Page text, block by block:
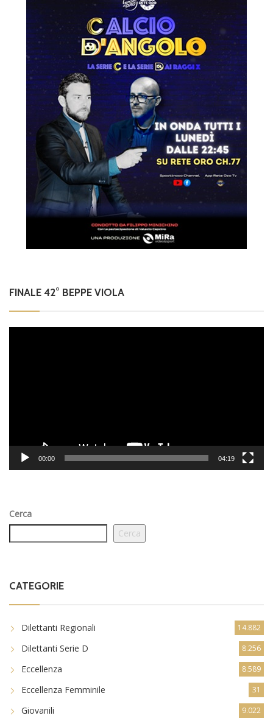
FINALE 42° BEPPE VIOLA
00:00 04:19
Cerca
Cerca
CATEGORIE
Dilettanti Regionali 14.882
Dilettanti Serie D 8.256
Eccellenza 8.589
Eccellenza Femminile 31
Giovanili 9.022